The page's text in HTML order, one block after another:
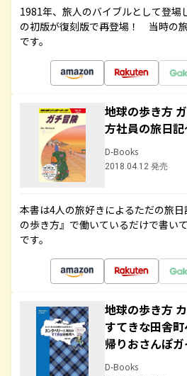
1981年、旅人のバイブルとして登場
の初版が復刻版で再登場！ 当時の
です。
地球の歩き方
方社員の旅日
D-Books
2018.04.12 発売
本書は4人の旅好きによるただの旅
の歩き方』で働いているだけで書い
です。
地球の歩き方
すてきな田舎
帰りおさんぽ
D-Books